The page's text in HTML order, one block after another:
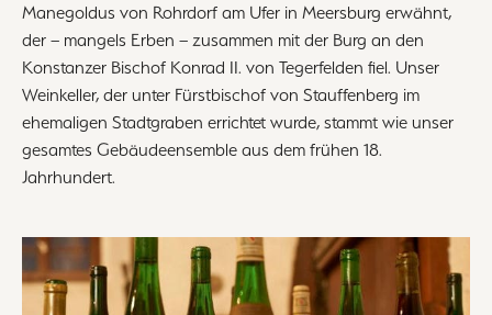
Manegoldus von Rohrdorf am Ufer in Meersburg erwähnt,
der – mangels Erben – zusammen mit der Burg an den
Konstanzer Bischof Konrad II. von Tegerfelden fiel. Unser
Weinkeller, der unter Fürstbischof von Stauffenberg im
ehemaligen Stadtgraben errichtet wurde, stammt wie unser
gesamtes Gebäudeensemble aus dem frühen 18.
Jahrhundert.